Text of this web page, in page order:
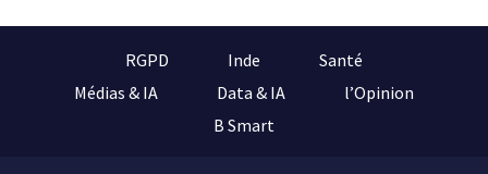
RGPD Inde
Santé
Médias & IA
Data & IA
l’Opinion
B Smart